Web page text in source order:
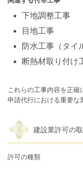
下地調整工事
目地工事
防水工事（タイ
断熱材取り付け
これらの工事内容を正確
申請代行における重要な
建設業許可の
許可の種類